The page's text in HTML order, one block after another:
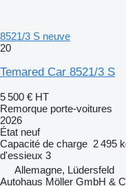
8521/3 S neuve
20
Temared Car 8521/3 S
5 500 € HT
Remorque porte-voitures
2026
État neuf
Capacité de charge 2 495
d'essieux 3
Allemagne, Lüdersfeld
Autohaus Möller GmbH &